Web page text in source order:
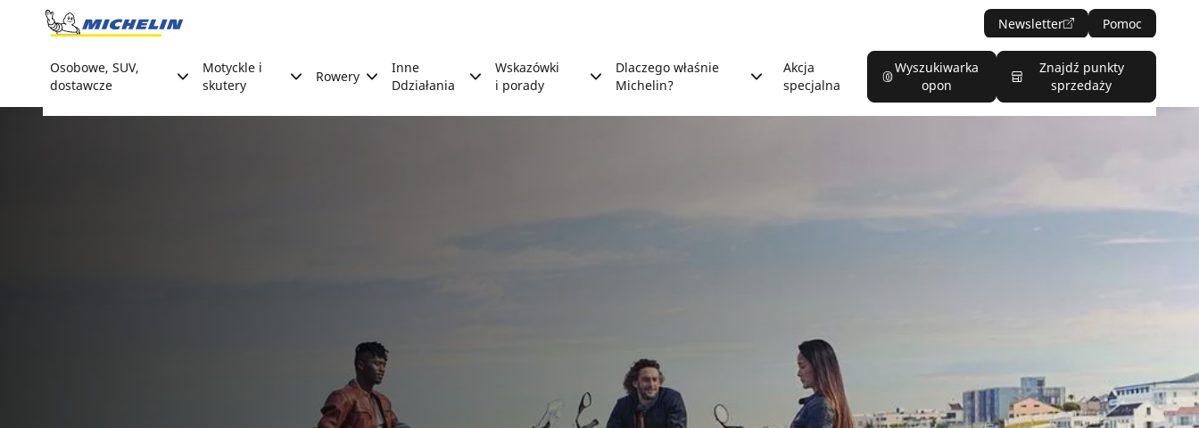
Go to page content
Newsletter Pomoc
Osobowe, SUV,
dostawcze
Motyckle i
skutery
Rowery
Inne
Ddziałania
Wskazówki
i porady
Dlaczego właśnie
Michelin?
Akcja
specjalna
Wyszukiwarka
opon
Znajdź punkty
sprzedaży